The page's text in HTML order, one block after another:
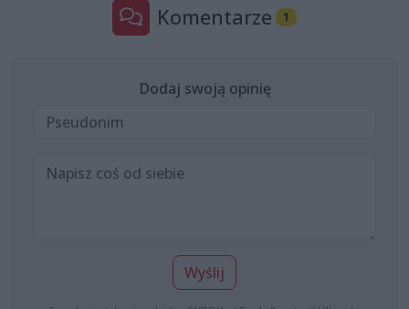
Komentarze 1
Dodaj swoją opinię
Wyślij